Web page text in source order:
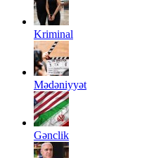
Kriminal
Mədəniyyət
Gənclik